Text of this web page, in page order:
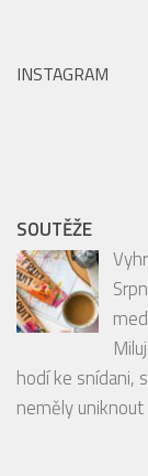
INSTAGRAM
SOUTĚŽE
hodí ke snídani,
neměly uniknout